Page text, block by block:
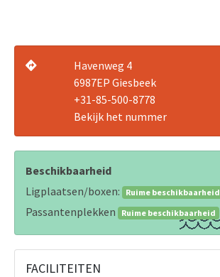
Havenweg 4
6987EP Giesbeek
+31-85-500-8778
Bekijk het nummer
Beschikbaarheid
Ligplaatsen/boxen:
Ruime beschikbaarheid
Passantenplekken Ruime beschikbaarheid
FACILITEITEN